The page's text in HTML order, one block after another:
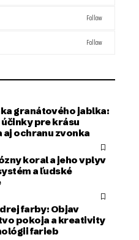
Follow
Follow
granátového jablka:
účinky pre krásu
aj ochranu zvonka
koral a jeho vplyv
a ľudské
farby: Objav
pokoja a kreativity
farieb